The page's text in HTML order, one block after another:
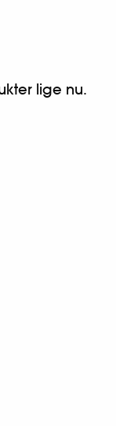
lige nu.